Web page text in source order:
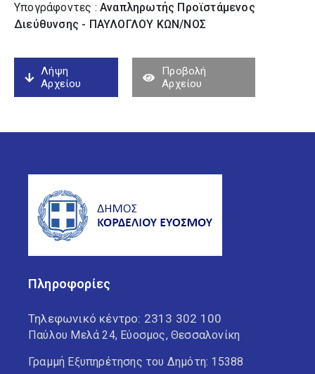
Υπογράφοντες : Αναπληρωτής Προϊστάμενος
Διεύθυνσης - ΠΑΥΛΟΓΛΟΥ ΚΩΝ/ΝΟΣ
Λήψη
Αρχείου
Προβολή
Αρχείου
Πληροφορίες
Τηλεφωνικό κέντρο: 2313 302 100
Παύλου Μελά 24, Εύοσμος, Θεσσαλονίκη
Γραμμή Εξυπηρέτησης του Δημότη: 15388